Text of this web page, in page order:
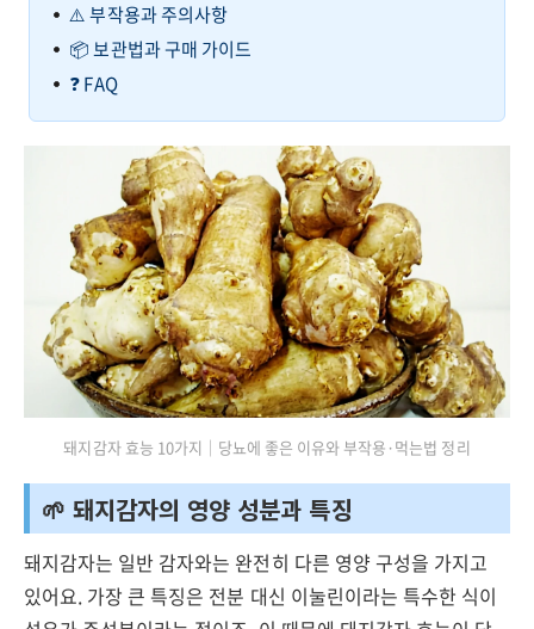
⚠️ 부작용과 주의사항
📦 보관법과 구매 가이드
❓ FAQ
돼지감자 효능 10가지｜당뇨에 좋은 이유와 부작용·먹는법 정리
🌱 돼지감자의 영양 성분과 특징
돼지감자는 일반 감자와는 완전히 다른 영양 구성을 가지고
있어요. 가장 큰 특징은 전분 대신 이눌린이라는 특수한 식이